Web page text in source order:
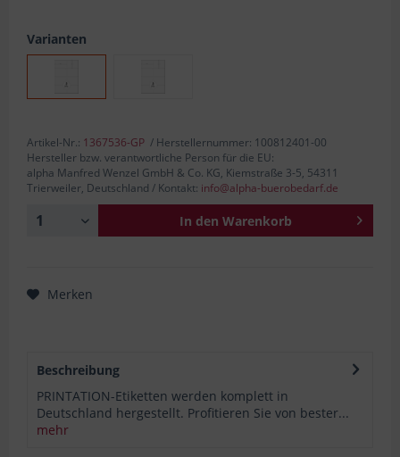
Varianten
Artikel-Nr.: 1367536-GP / Herstellernummer: 100812401-00
Hersteller bzw. verantwortliche Person für die EU:
alpha Manfred Wenzel GmbH & Co. KG, Kiemstraße 3-5, 54311
Trierweiler, Deutschland / Kontakt: info@alpha-buerobedarf.de
In den Warenkorb
Merken
Beschreibung
PRINTATION-Etiketten werden komplett in
Deutschland hergestellt. Profitieren Sie von bester...
mehr